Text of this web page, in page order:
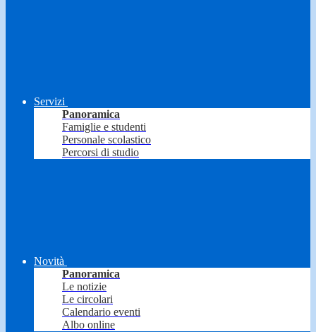
Servizi
Panoramica
Famiglie e studenti
Personale scolastico
Percorsi di studio
Novità
Panoramica
Le notizie
Le circolari
Calendario eventi
Albo online